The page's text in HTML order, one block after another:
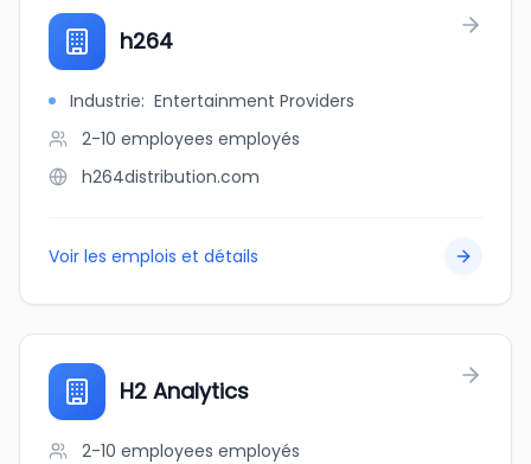
h264
Industrie: Entertainment Providers
2-10 employees employés
h264distribution.com
Voir les emplois et détails
H2 Analytics
2-10 employees employés